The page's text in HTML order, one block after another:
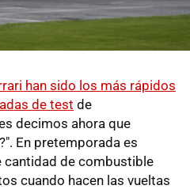
han sido los más rápidos
de test de
decimos ahora que
?". En pretemporada es
cantidad de combustible
cuando hacen las vueltas